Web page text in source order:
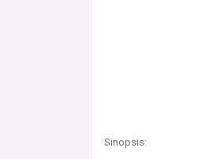
Sinopsis: